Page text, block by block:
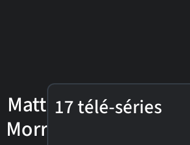
Matthew
Morrison
17 télé-séries